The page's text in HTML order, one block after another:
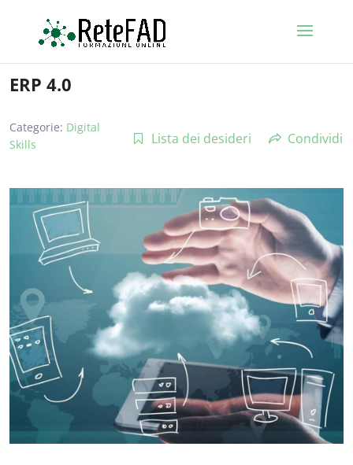
ERP 4.0
Categorie: Digital
Skills
Lista dei desideri Condividi